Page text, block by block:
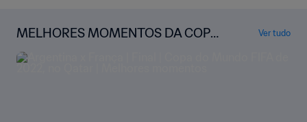
MELHORES MOMENTOS DA COPA
DO MUNDO
Ver tudo